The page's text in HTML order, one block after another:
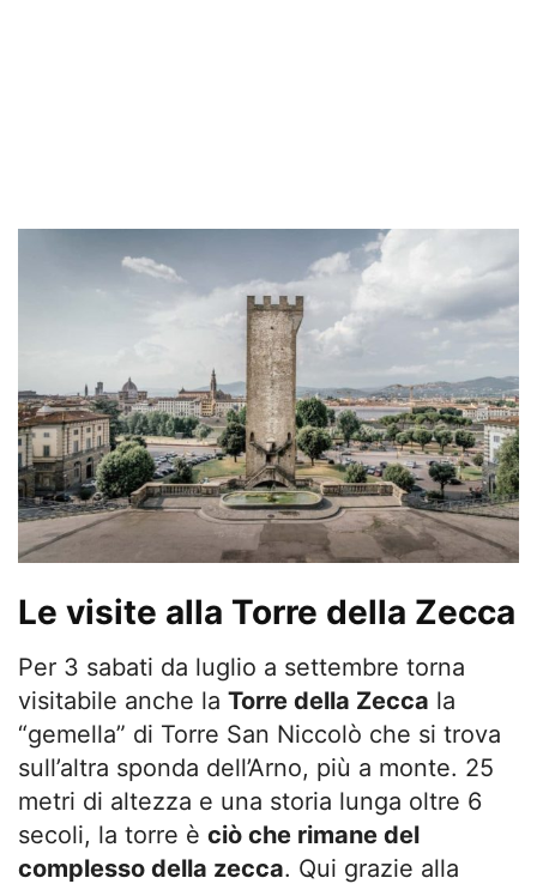
Le visite alla Torre della Zecca
Per 3 sabati da luglio a settembre torna
visitabile anche la Torre della Zecca la
“gemella” di Torre San Niccolò che si trova
sull’altra sponda dell’Arno, più a monte. 25
metri di altezza e una storia lunga oltre 6
secoli, la torre è ciò che rimane del
complesso della zecca. Qui grazie alla